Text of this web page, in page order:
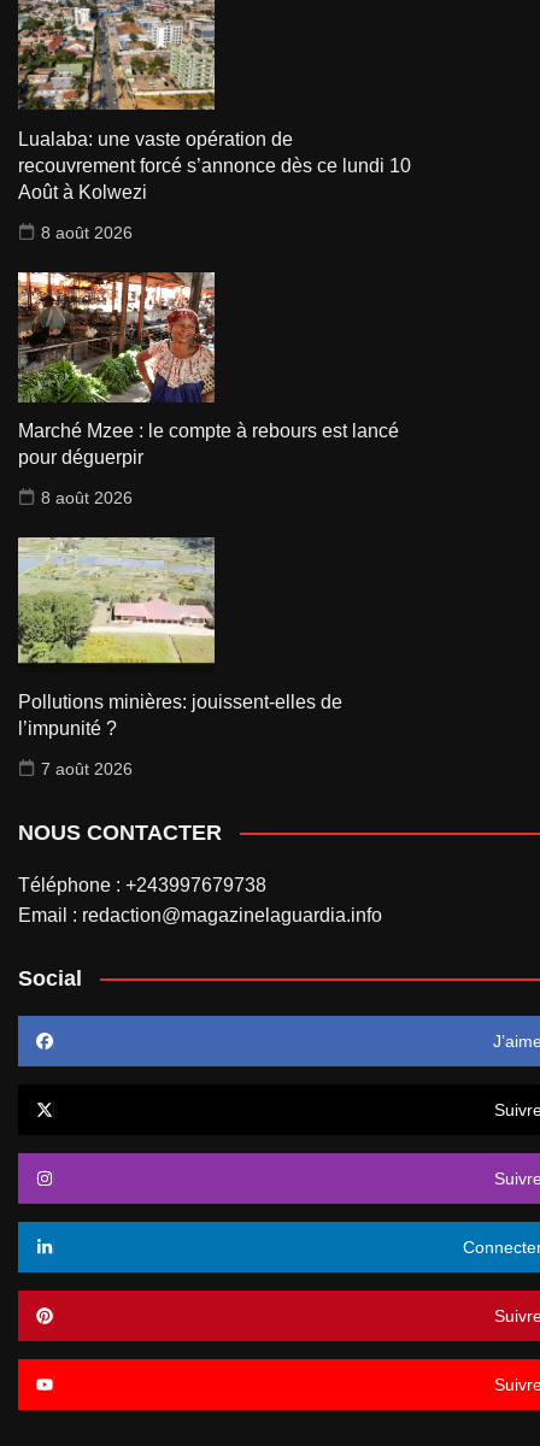
Lualaba: une vaste opération de
recouvrement forcé s’annonce dès ce lundi 10
Août à Kolwezi
8 août 2026
Marché Mzee : le compte à rebours est lancé
pour déguerpir
8 août 2026
Pollutions minières: jouissent-elles de
l’impunité ?
7 août 2026
NOUS CONTACTER
Téléphone : +243997679738
Email : redaction@magazinelaguardia.info
Social